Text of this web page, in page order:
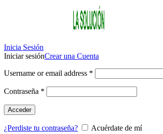
Inicia Sesión
Iniciar sesiónCrear una Cuenta
Username or email address *
Contraseña *
Acceder
¿Perdiste tu contraseña?
Acuérdate de mí